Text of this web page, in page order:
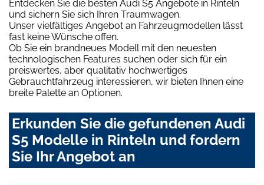
Entdecken Sie die besten Audi S5 Angebote in Rinteln
und sichern Sie sich Ihren Traumwagen.
Unser vielfältiges Angebot an Fahrzeugmodellen lässt
fast keine Wünsche offen.
Ob Sie ein brandneues Modell mit den neuesten
technologischen Features suchen oder sich für ein
preiswertes, aber qualitativ hochwertiges
Gebrauchtfahrzeug interessieren, wir bieten Ihnen eine
breite Palette an Optionen.
Erkunden Sie die gefundenen Audi
S5 Modelle in Rinteln und fordern
Sie Ihr Angebot an